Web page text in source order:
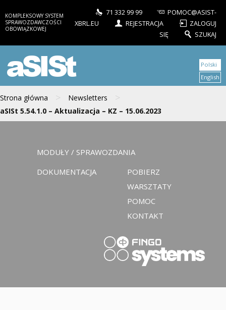
KOMPLEKSOWY SYSTEM
SPRAWOZDAWCZOŚCI
OBOWIĄZKOWEJ
71 332 99 99
POMOC@ASIST-
XBRL.EU
REJESTRACJA
ZALOGUJ
SIĘ
SZUKAJ
aSISt
Strona główna > Newsletters >
aSISt 5.54.1.0 – Aktualizacja – KZ – 15.06.2023
Polski
English
MODUŁY / SPRAWOZDANIA
DOKUMENTACJA
POBIERZ
WARSZTATY
POMOC
KONTAKT